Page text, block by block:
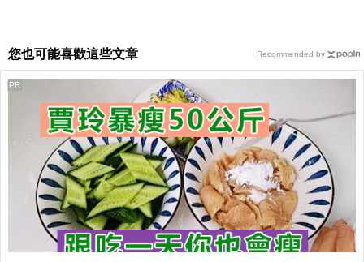
您也可能喜歡這些文章
PR
Recommended by